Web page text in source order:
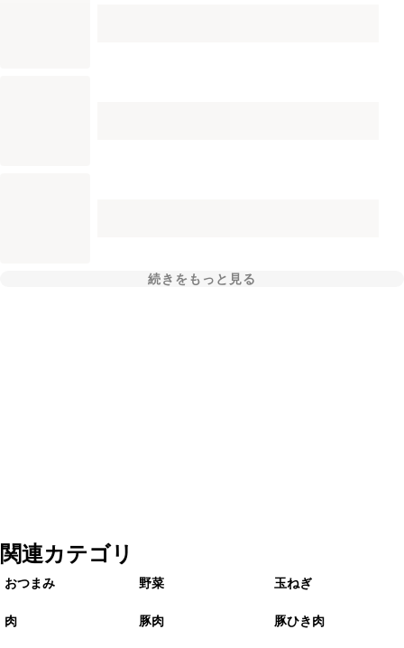
続きをもっと見る
関連カテゴリ
おつまみ 野菜 玉ねぎ
肉 豚肉 豚ひき肉